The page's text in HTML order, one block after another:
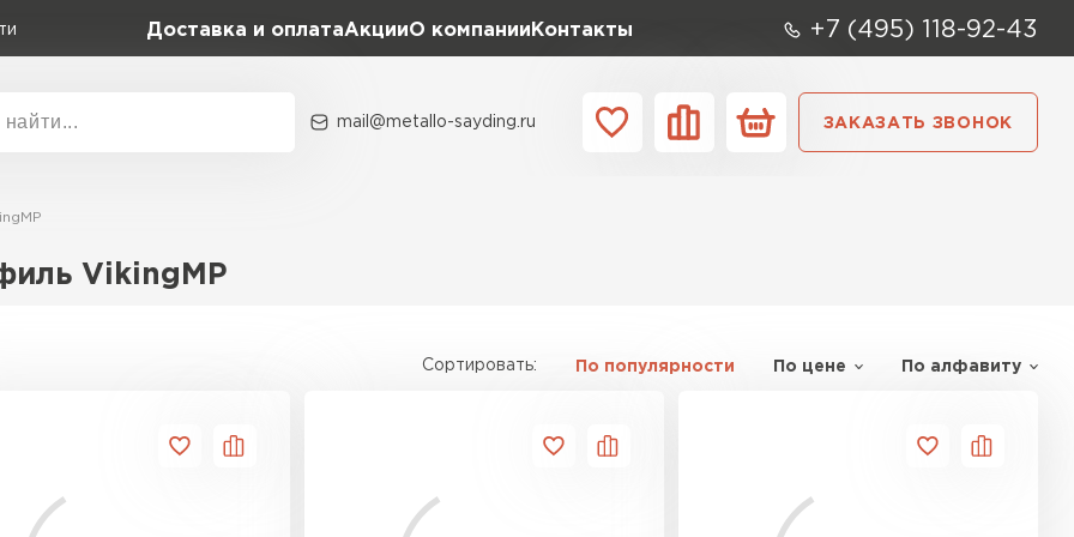
Доставка и оплатаАкцииО компании Контакты +7 (495) 118-92-43
Kredo Grand Line
Kamea Grand Line
mail@metallo-sayding.ru ЗАКАЗАТЬ ЗВОНОК
VikingMP
Сортировать: По популярности По цене По алфавиту